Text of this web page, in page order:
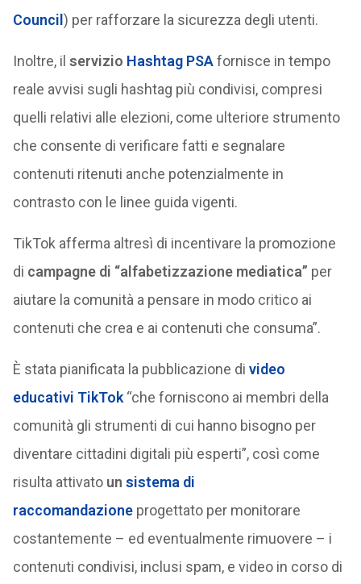
Council ) per rafforzare la sicurezza degli utenti.
Inoltre, il servizio Hashtag PSAfornisce in tempo
reale avvisi sugli hashtag più condivisi, compresi
quelli relativi alle elezioni, come ulteriore strumento
che consente di verificare fatti e segnalare
contenuti ritenuti anche potenzialmente in
contrasto con le linee guida vigenti.
TikTok afferma altresì di incentivare la promozione
di campagne di “alfabetizzazione mediatica” per
aiutare la comunità a pensare in modo critico ai
contenuti che crea e ai contenuti che consuma”.
È stata pianificata la pubblicazione di video
educativi TikTok“che forniscono ai membri della
comunità gli strumenti di cui hanno bisogno per
diventare cittadini digitali più esperti”, così come
risulta attivato un sistema di
raccomandazioneprogettato per monitorare
costantemente – ed eventualmente rimuovere – i
contenuti condivisi, inclusi spam, e video in corso di